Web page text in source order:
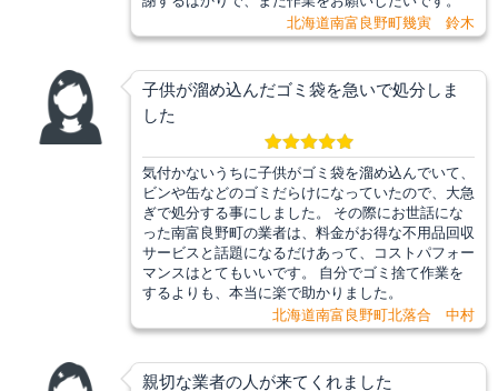
北海道南富良野町幾寅 鈴木
子供が溜め込んだゴミ袋を急いで処分しま
した
気付かないうちに子供がゴミ袋を溜め込んでいて、
ビンや缶などのゴミだらけになっていたので、大急
ぎで処分する事にしました。 その際にお世話にな
った南富良野町の業者は、料金がお得な不用品回収
サービスと話題になるだけあって、コストパフォー
マンスはとてもいいです。 自分でゴミ捨て作業を
するよりも、本当に楽で助かりました。
北海道南富良野町北落合 中村
親切な業者の人が来てくれました